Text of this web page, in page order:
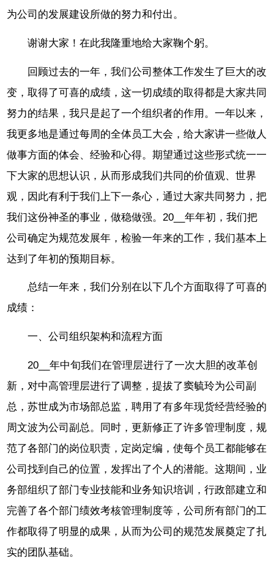
为公司的发展建设所做的努力和付出。
谢谢大家！在此我隆重地给大家鞠个躬。
回顾过去的一年，我们公司整体工作发生了巨大的改
变，取得了可喜的成绩，这一切成绩的取得都是大家共同
努力的结果，我只是起了一个组织者的作用。一年以来，
我更多地是通过每周的全体员工大会，给大家讲一些做人
做事方面的体会、经验和心得。期望通过这些形式统一一
下大家的思想认识，从而形成我们共同的价值观、世界
观，因此有利于我们上下一条心，通过大家共同努力，把
我们这份神圣的事业，做稳做强。20__年年初，我们把
公司确定为规范发展年，检验一年来的工作，我们基本上
达到了年初的预期目标。
总结一年来，我们分别在以下几个方面取得了可喜的
成绩：
一、公司组织架构和流程方面
20__年中旬我们在管理层进行了一次大胆的改革创
新，对中高管理层进行了调整，提拔了窦毓玲为公司副
总，苏世成为市场部总监，聘用了有多年现货经营经验的
周文波为公司副总。同时，更新修正了许多管理制度，规
范了各部门的岗位职责，定岗定编，使每个员工都能够在
公司找到自己的位置，发挥出了个人的潜能。这期间，业
务部组织了部门专业技能和业务知识培训，行政部建立和
完善了各个部门绩效考核管理制度等，公司所有部门的工
作都取得了明显的成果，从而为公司的规范发展奠定了扎
实的团队基础。